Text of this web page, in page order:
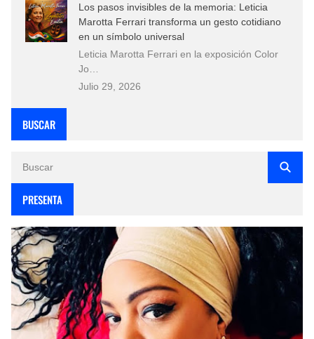
Los pasos invisibles de la memoria: Leticia
Marotta Ferrari transforma un gesto cotidiano
en un símbolo universal
Leticia Marotta Ferrari en la exposición Color
Jo…
Julio 29, 2026
BUSCAR
PRESENTA